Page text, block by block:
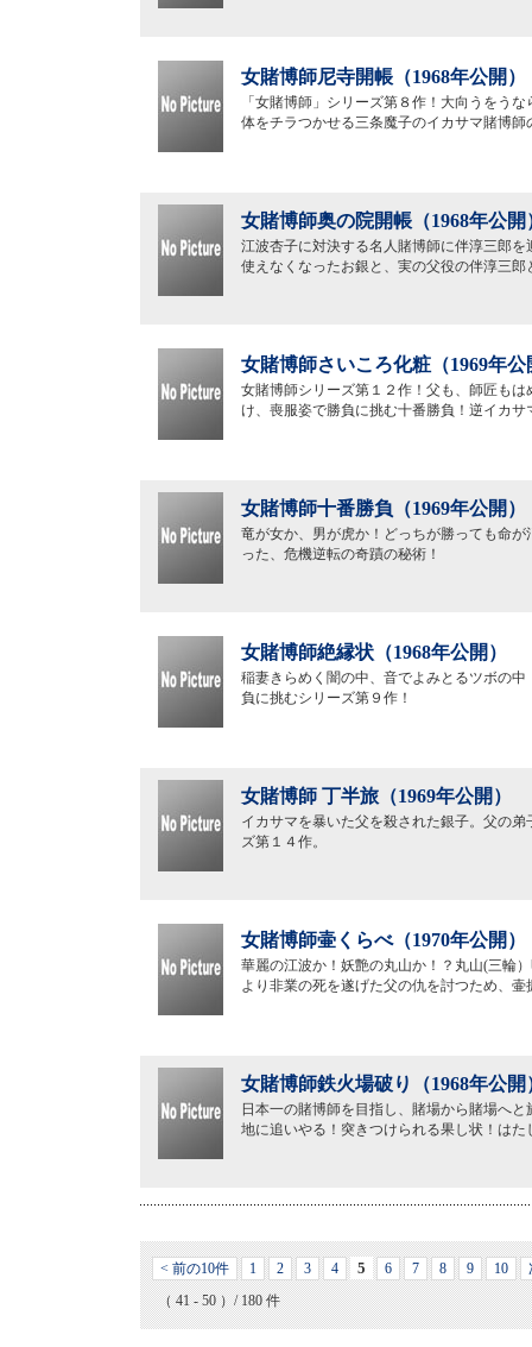
女賭博師尼寺開帳（1968年公開）
「女賭博師」シリーズ第８作！大向うをう
体をチラつかせる三条魔子のイカサマ賭博
女賭博師奥の院開帳（1968年公開
江波杏子に対決する名人賭博師に伴淳三郎
使えなくなったお銀と、実の父役の伴淳三
女賭博師さいころ化粧（1969年公
女賭博師シリーズ第１２作！父も、師匠も
け、喪服姿で勝負に挑む十番勝負！逆イカサ
女賭博師十番勝負（1969年公開）
竜が女か、男が虎か！どっちが勝っても命
った、危機逆転の奇蹟の秘術！
女賭博師絶縁状（1968年公開）
稲妻きらめく闇の中、音でよみとるツボの
負に挑むシリーズ第９作！
女賭博師 丁半旅（1969年公開）
イカサマを暴いた父を殺された銀子。父の
ズ第１４作。
女賭博師壷くらべ（1970年公開）
華麗の江波か！妖艶の丸山か！？丸山(三輪
より非業の死を遂げた父の仇を討つため、
女賭博師鉄火場破り（1968年公開
日本一の賭博師を目指し、賭場から賭場へ
地に追いやる！突きつけられる果し状！は
< 前の10件 1 2 3 4 5 6 7 8 9 10
（ 41 - 50 ）/ 180 件